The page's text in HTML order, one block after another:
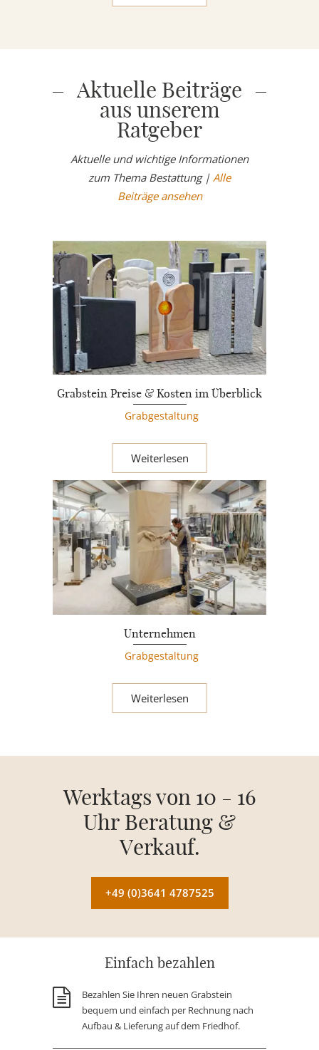
Aktuelle Beiträge
aus unserem
Ratgeber
Aktuelle und wichtige Informationen
zum Thema Bestattung | Alle
Beiträge ansehen
Grabstein Preise & Kosten im Überblick
Grabgestaltung
Weiterlesen
Unternehmen
Grabgestaltung
Weiterlesen
Werktags von 10 - 16
Uhr Beratung &
Verkauf.
+49 (0)3641 4787525
Einfach bezahlen
Bezahlen Sie Ihren neuen Grabstein
bequem und einfach per Rechnung nach
Aufbau & Lieferung auf dem Friedhof.